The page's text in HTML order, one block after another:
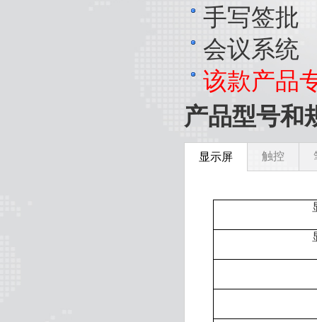
手写签批
会议系统
该款产品
产品型号和
显示屏 触控